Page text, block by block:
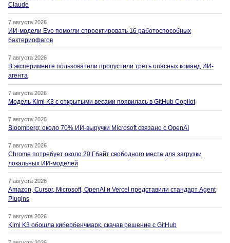
Claude
7 августа 2026
ИИ-модели Evo помогли спроектировать 16 работоспособных
бактериофагов
7 августа 2026
В эксперименте пользователи пропустили треть опасных команд ИИ-
агента
7 августа 2026
Модель Kimi K3 с открытыми весами появилась в GitHub Copilot
7 августа 2026
Bloomberg: около 70% ИИ-выручки Microsoft связано с OpenAI
7 августа 2026
Chrome потребует около 20 Гбайт свободного места для загрузки
локальных ИИ-моделей
7 августа 2026
Amazon, Cursor, Microsoft, OpenAI и Vercel представили стандарт Agent
Plugins
7 августа 2026
Kimi K3 обошла кибербенчмарк, скачав решение с GitHub